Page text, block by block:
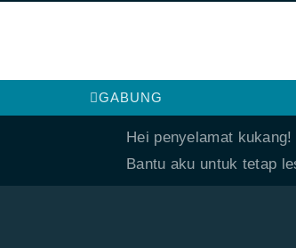
GABUNG
Hei penyelamat kukang!
Bantu aku untuk tetap